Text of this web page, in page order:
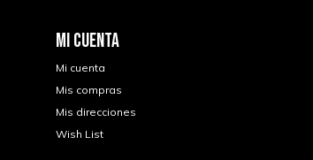
MI CUENTA
Mi cuenta
Mis compras
Mis direcciones
Wish List